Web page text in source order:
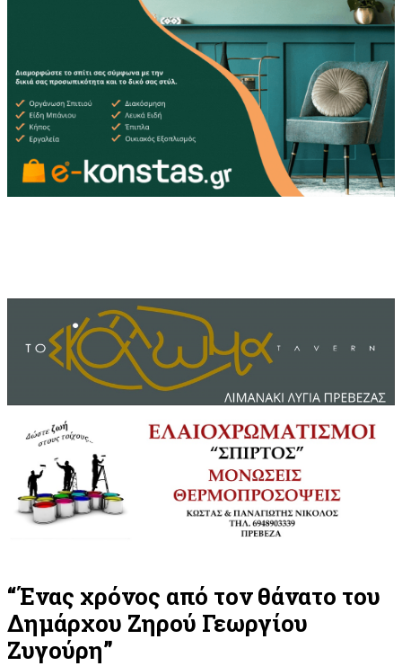
“Ένας χρόνος από τον θάνατο του
Δημάρχου Ζηρού Γεωργίου
Ζυγούρη”